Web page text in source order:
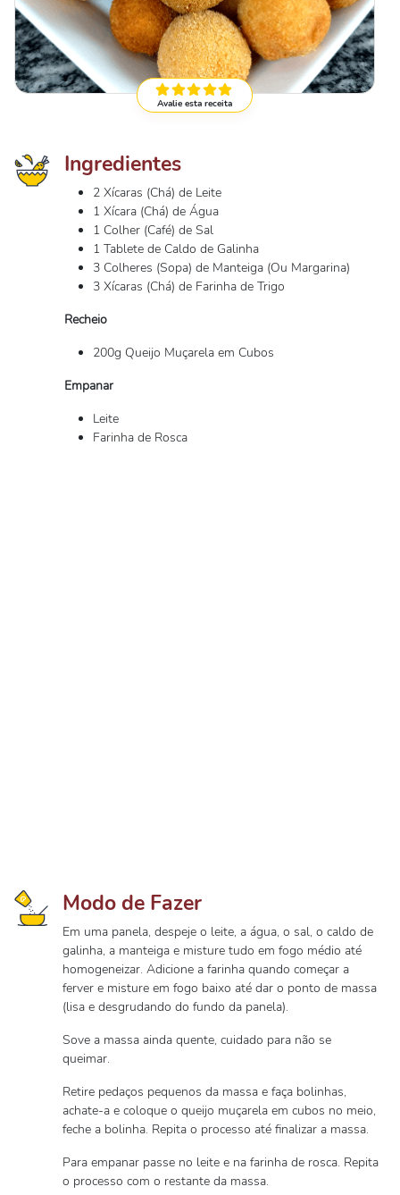
Avalie esta receita
Ingredientes
2 Xícaras (Chá) de Leite
1 Xícara (Chá) de Água
1 Colher (Café) de Sal
1 Tablete de Caldo de Galinha
3 Colheres (Sopa) de Manteiga (Ou Margarina)
3 Xícaras (Chá) de Farinha de Trigo
Recheio
200g Queijo Muçarela em Cubos
Empanar
Leite
Farinha de Rosca
Modo de Fazer
Em uma panela, despeje o leite, a água, o sal, o caldo de
galinha, a manteiga e misture tudo em fogo médio até
homogeneizar. Adicione a farinha quando começar a
ferver e misture em fogo baixo até dar o ponto de massa
(lisa e desgrudando do fundo da panela).
Sove a massa ainda quente, cuidado para não se
queimar.
Retire pedaços pequenos da massa e faça bolinhas,
achate-a e coloque o queijo muçarela em cubos no meio,
feche a bolinha. Repita o processo até finalizar a massa.
Para empanar passe no leite e na farinha de rosca. Repita
o processo com o restante da massa.